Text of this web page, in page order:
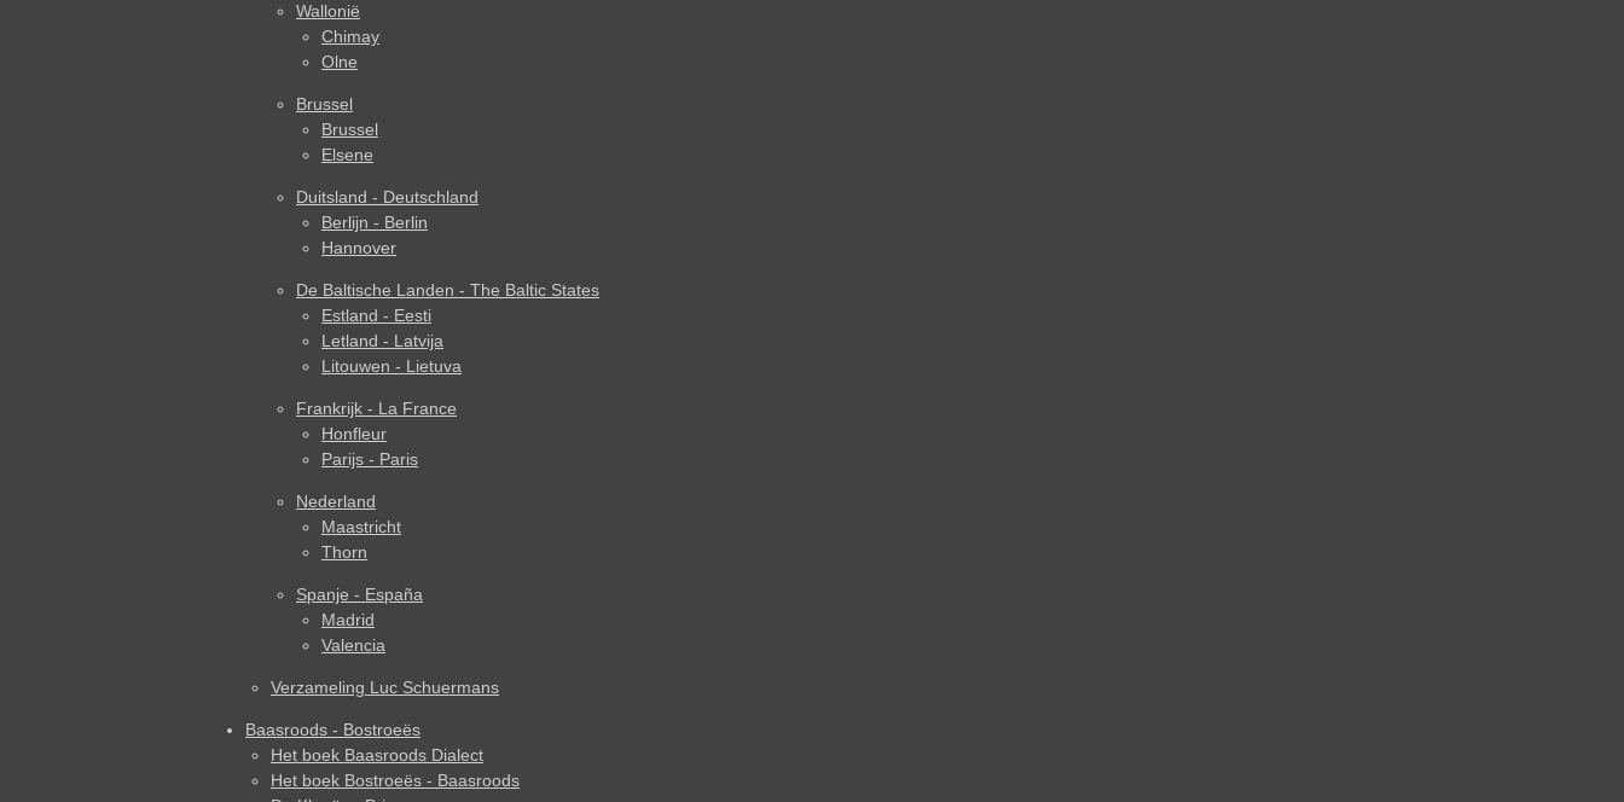
Wallonië
Chimay
Olne
Brussel
Brussel
Elsene
Duitsland - Deutschland
Berlijn - Berlin
Hannover
De Baltische Landen - The Baltic States
Estland - Eesti
Letland - Latvija
Litouwen - Lietuva
Frankrijk - La France
Honfleur
Parijs - Paris
Nederland
Maastricht
Thorn
Spanje - España
Madrid
Valencia
Verzameling Luc Schuermans
Baasroods - Bostroeës
Het boek Baasroods Dialect
Het boek Bostroeës - Baasroods